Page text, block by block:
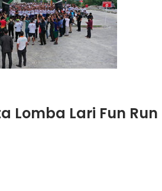
Lomba Lari Fun Run